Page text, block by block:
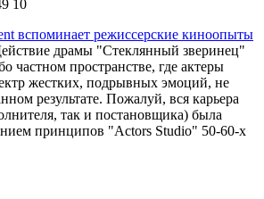
вспоминает режиссерские киноопыты
драмы "Стеклянный зверинец"
частном пространстве, где актеры
жестких, подрывных эмоций, не
результате. Пожалуй, вся карьера
так и постановщика) была
принципов "Actors Studio" 50-60-х